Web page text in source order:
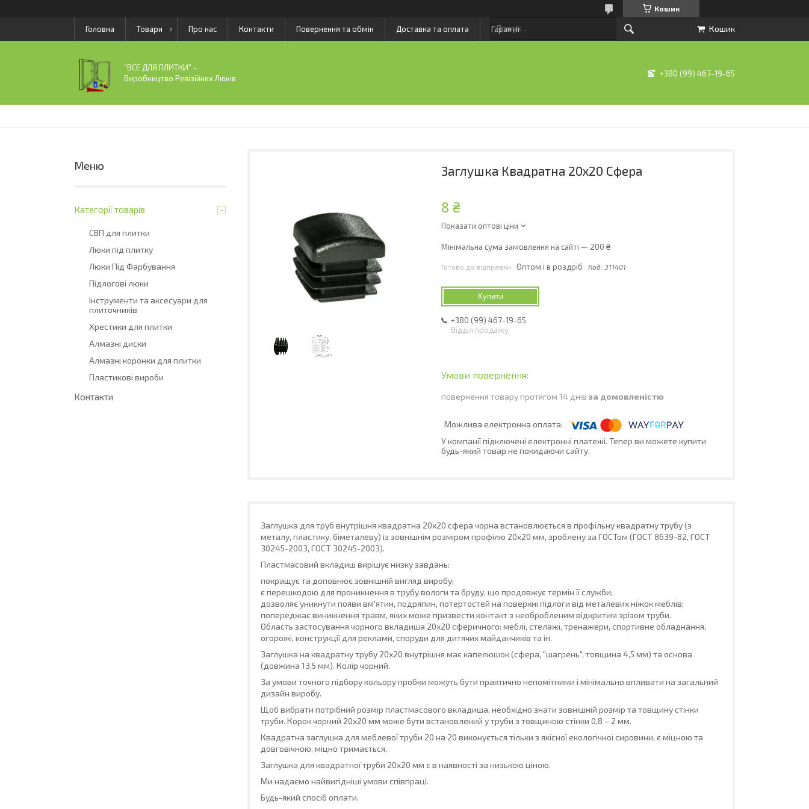
Кошик
Головна Товари Про нас Контакти Повернення та обмін Доставка та оплата Гарантії Кошик
"ВСЕ ДЛЯ ПЛИТКИ" -
Виробництво Ревізійних Люків
+380 (99) 467-19-65
Заглушка Квадратна 20х20 Сфера
8 ₴
Показати оптові ціни
Мінімальна сума замовлення на сайті — 200 ₴
Готово до відправки Оптом і в роздріб Код: 311401
Купити
+380 (99) 467-19-65
Відділ продажу
повернення товару протягом 14 днів за домовленістю
У компанії підключені електронні платежі. Тепер ви можете купити
будь-який товар не покидаючи сайту.
Заглушка для труб внутрішня квадратна 20х20 сфера чорна встановлюється в профільну квадратну трубу (з
металу, пластику, біметалеву) із зовнішнім розміром профілю 20х20 мм, зроблену за ГОСТом (ГОСТ 8639-82, ГОСТ
30245-2003, ГОСТ 30245-2003).
Пластмасовий вкладиш вирішує низку завдань:
покращує та доповнює зовнішній вигляд виробу;
є перешкодою для проникнення в трубу вологи та бруду, що продовжує термін її служби;
дозволяє уникнути появи вм'ятин, подряпин, потертостей на поверхні підлоги від металевих ніжок меблів;
попереджає виникнення травм, яких може призвести контакт з необробленим відкритим зрізом труби.
Область застосування чорного вкладиша 20х20 сферичного: меблі, стелажі, тренажери, спортивне обладнання,
огорожі, конструкції для реклами, споруди для дитячих майданчиків та ін.
Заглушка на квадратну трубу 20х20 внутрішня має капелюшок (сфера, "шагрень", товщина 4,5 мм) та основа
(довжина 13,5 мм). Колір чорний.
За умови точного підбору кольору пробки можуть бути практично непомітними і мінімально впливати на загальний
дизайн виробу.
Щоб вибрати потрібний розмір пластмасового вкладиша, необхідно знати зовнішній розмір та товщину стінки
труби. Корок чорний 20х20 мм може бути встановлений у труби з товщиною стінки 0,8 – 2 мм.
Квадратна заглушка для меблевої труби 20 на 20 виконується тільки з якісної екологічної сировини, є міцною та
довговічною, міцно тримається.
Заглушка для квадратної труби 20х20 мм є в наявності за низькою ціною.
Ми надаємо найвигідніші умови співпраці.
Будь-який спосіб оплати.
Категорії товарів
СВП для плитки
Люки під плитку
Люки Під Фарбування
Підлогові люки
Інструменти та аксесуари для
плиточників
Хрестики для плитки
Алмазні диски
Алмазні коронки для плитки
Пластикові вироби
Контакти